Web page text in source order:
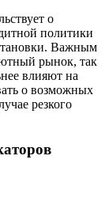
о
политики
Важным
рынок, так
влияют на
о возможных
резкого